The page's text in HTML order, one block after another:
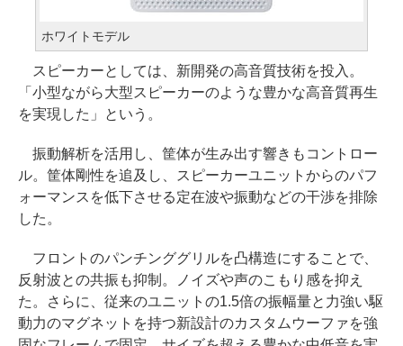
ホワイトモデル
スピーカーとしては、新開発の高音質技術を投入。
「小型ながら大型スピーカーのような豊かな高音質再生
を実現した」という。
振動解析を活用し、筐体が生み出す響きもコントロー
ル。筐体剛性を追及し、スピーカーユニットからのパフ
ォーマンスを低下させる定在波や振動などの干渉を排除
した。
フロントのパンチンググリルを凸構造にすることで、
反射波との共振も抑制。ノイズや声のこもり感を抑え
た。さらに、従来のユニットの1.5倍の振幅量と力強い駆
動力のマグネットを持つ新設計のカスタムウーファを強